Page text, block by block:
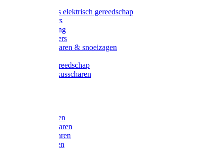
Accessoires elektrisch gereedschap
Grasmaaiers
Tuinreiniging
Robotmaaiers
Heggenscharen & snoeizagen
Klussen gereedschap
Gras & buxusscharen
Snoeischaren
Heggenscharen
Takkenscharen
Snoeimessen